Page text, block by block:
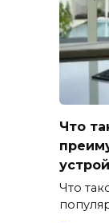
Что
Что